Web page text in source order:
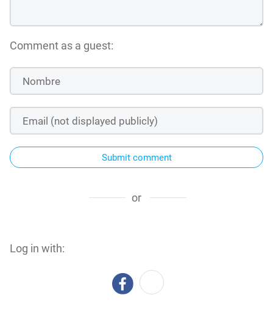
Comment as a guest:
Submit comment
or
Log in with: